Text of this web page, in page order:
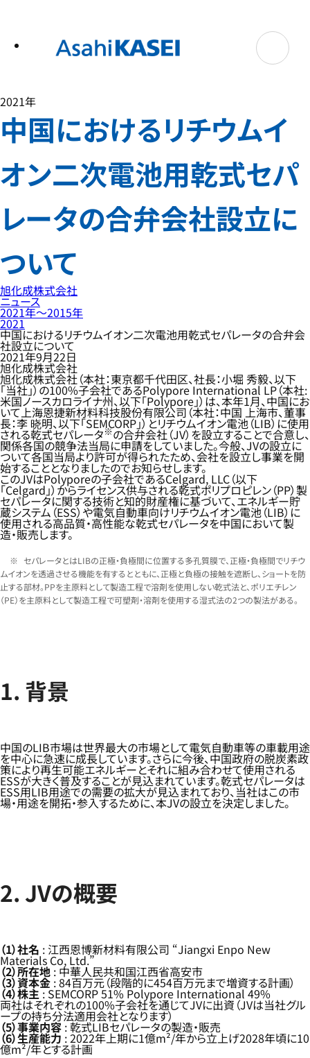
2021年
中国におけるリチウムイ
オン二次電池用乾式セパ
レータの合弁会社設立に
ついて
旭化成株式会社
ニュース
2021年〜2015年
2021
中国におけるリチウムイオン二次電池用乾式セパレータの合弁会
社設立について
2021年9月22日
旭化成株式会社
旭化成株式会社（本社：東京都千代田区、社長：小堀 秀毅、以下
「当社」）の100%子会社であるPolypore International LP（本社:
米国ノースカロライナ州、以下「Polypore」）は、本年1月、中国にお
いて上海恩捷新材料科技股份有限公司（本社：中国 上海市、董事
長：李 晓明、以下「SEMCORP」）とリチウムイオン電池（LIB）に使用
される乾式セパレータ※の合弁会社（JV）を設立することで合意し、
関係各国の競争法当局に申請をしていました。今般、JVの設立に
ついて各国当局より許可が得られたため、会社を設立し事業を開
始することとなりましたのでお知らせします。
このJVはPolyporeの子会社であるCelgard, LLC（以下
「Celgard」）からライセンス供与される乾式ポリプロピレン（PP）製
セパレータに関する技術と知的財産権に基づいて、エネルギー貯
蔵システム（ESS）や電気自動車向けリチウムイオン電池（LIB）に
使用される高品質・高性能な乾式セパレータを中国において製
造・販売します。
セパレータとはLIBの正極・負極間に位置する多孔質膜で、正極・負極間でリチウ
ムイオンを透過させる機能を有するとともに、正極と負極の接触を遮断し、ショートを防
止する部材。PPを主原料として製造工程で溶剤を使用しない乾式法と、ポリエチレン
（PE）を主原料として製造工程で可塑剤・溶剤を使用する湿式法の2つの製法がある。
1. 背景
中国のLIB市場は世界最大の市場として電気自動車等の車載用途
を中心に急速に成長しています。さらに今後、中国政府の脱炭素政
策により再生可能エネルギーとそれに組み合わせて使用される
ESSが大きく普及することが見込まれています。乾式セパレータは
ESS用LIB用途での需要の拡大が見込まれており、当社はこの市
場・用途を開拓・参入するために、本JVの設立を決定しました。
2. JVの概要
（1）社名 : 江西恩博新材料有限公司 “Jiangxi Enpo New
Materials Co, Ltd.”
（2）所在地: 中華人民共和国江西省高安市
（3）資本金 : 84百万元（段階的に454百万元まで増資する計画）
（4）株主: SEMCORP 51% Polypore International 49%
両社はそれぞれの100%子会社を通じてJVに出資（JVは当社グル
ープの持ち分法適用会社となります）
（5）事業内容: 乾式LIBセパレータの製造・販売
（6）生産能力 : 2022年上期に1億m²/年から立上げ2028年頃に10
億m²/年とする計画